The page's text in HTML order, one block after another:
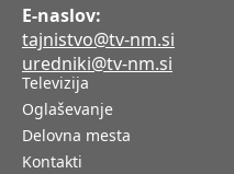
E-naslov:
tajnistvo@tv-nm.si
uredniki@tv-nm.si
Televizija
Oglaševanje
Delovna mesta
Kontakti